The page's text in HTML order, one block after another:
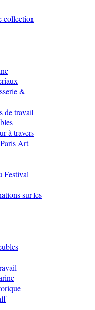
collection
&
de travail
à travers
Art
Festival
sur les